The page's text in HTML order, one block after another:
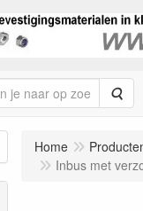
Home
Inbus met